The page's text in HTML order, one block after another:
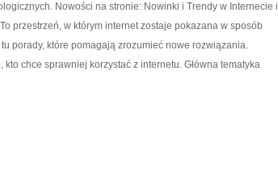
Nowości na stronie: Nowinki i Trendy w Internecie i
przestrzeń, w którym internet zostaje pokazana w sposób
porady, które pomagają zrozumieć nowe rozwiązania.
chce sprawniej korzystać z internetu. Główna tematyka